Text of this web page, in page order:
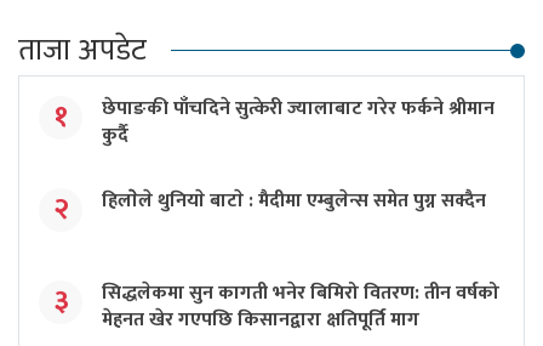
ताजा अपडेट
१
छेपाङकी पाँचदिने सुत्केरी ज्यालाबाट गरेर फर्कने श्रीमान
कुर्दै
२ हिलाेेले थुनियाे बाटाे : मैदीमा एम्बुलेन्स समेत पुग्न सक्दैन
३
सिद्धलेकमा सुन कागती भनेर बिमिरो वितरण: तीन वर्षको
मेहनत खेर गएपछि किसानद्वारा क्षतिपूर्ति माग